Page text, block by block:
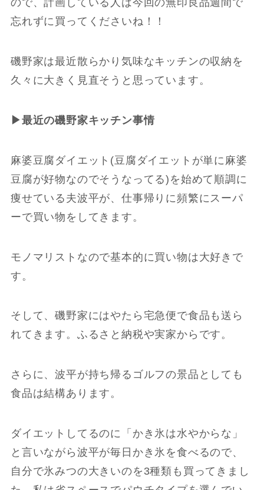
ので、計画している人は今回の無印良品週間で
忘れずに買ってくださいね！！
磯野家は最近散らかり気味なキッチンの収納を
久々に大きく見直そうと思っています。
▶︎最近の磯野家キッチン事情
麻婆豆腐ダイエット(豆腐ダイエットが単に麻婆
豆腐が好物なのでそうなってる)を始めて順調に
痩せている夫波平が、仕事帰りに頻繁にスーパ
ーで買い物をしてきます。
モノマリストなので基本的に買い物は大好きで
す。
そして、磯野家にはやたら宅急便で食品も送ら
れてきます。ふるさと納税や実家からです。
さらに、波平が持ち帰るゴルフの景品としても
食品は結構あります。
ダイエットしてるのに「かき氷は水やからな」
と言いながら波平が毎日かき氷を食べるので、
自分で氷みつの大きいのを3種類も買ってきまし